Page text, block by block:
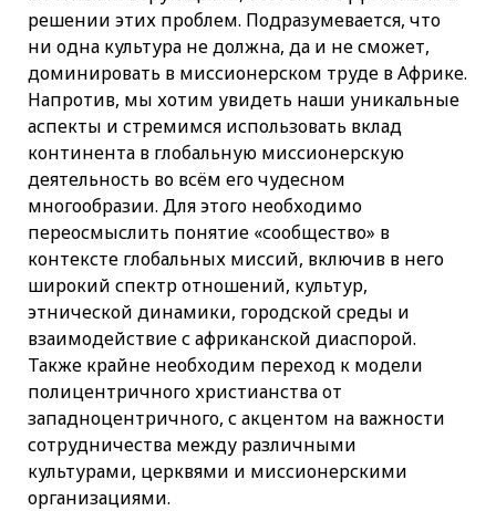
решении этих проблем. Подразумевается, что
ни одна культура не должна, да и не сможет,
доминировать в миссионерском труде в Африке.
Напротив, мы хотим увидеть наши уникальные
аспекты и стремимся использовать вклад
континента в глобальную миссионерскую
деятельность во всём его чудесном
многообразии. Для этого необходимо
переосмыслить понятие «сообщество» в
контексте глобальных миссий, включив в него
широкий спектр отношений, культур,
этнической динамики, городской среды и
взаимодействие с африканской диаспорой.
Также крайне необходим переход к модели
полицентричного христианства от
западноцентричного, с акцентом на важности
сотрудничества между различными
культурами, церквями и миссионерскими
организациями.